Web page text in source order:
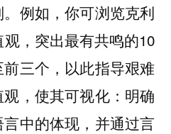
例如，你可浏览克利
，突出最有共鸣的10
三个，以此指导艰难
，使其可视化：明确
中的体现，并通过言